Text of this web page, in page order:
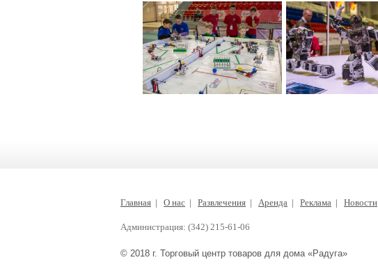
Администрация: (342) 215-61-06
© 2018 г. Торговый центр товаров для дома «Радуга»
Главная | О нас | Развлечения | Аренда | Реклама | Новости